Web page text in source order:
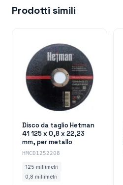
Prodotti simili
Disco da taglio Hetman
41 125 x 0,8 x 22,23
mm, per metallo
HMCD1252208
125 millimetri
0,8 millimetri